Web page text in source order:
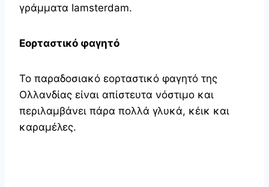
γράμματα Iamsterdam.
Εορταστικό φαγητό
Το παραδοσιακό εορταστικό φαγητό της
Ολλανδίας είναι απίστευτα νόστιμο και
περιλαμβάνει πάρα πολλά γλυκά, κέικ και
καραμέλες.